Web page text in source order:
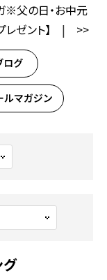
※父の日・お中元
ゼント】 | >>